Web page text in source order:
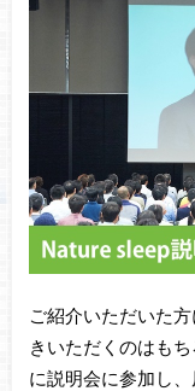
ご紹介いただいた
きいただくのはも
に説明会に参加し